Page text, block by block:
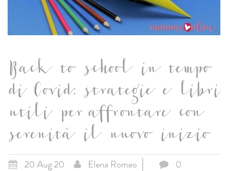
Back to school in tempo
di Covid: strategie e libri
utili per affrontare con
serenità il nuovo inizio
20 Aug 20 Elena Romeo
0